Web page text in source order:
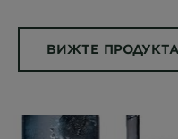
ВИЖТЕ ПРОДУКТА